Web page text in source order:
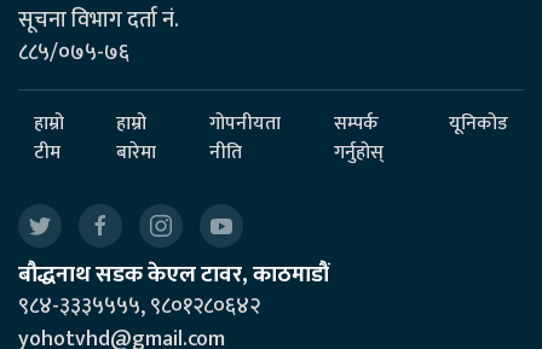
सूचना विभाग दर्ता नं.
८८५/०७५-७६
हाम्रो
टीम
हाम्रो
बारेमा
गोपनीयता
नीति
सम्पर्क
गर्नुहोस्
यूनिकोड
बौद्धनाथ सडक केएल टावर, काठमाडौं
९८४-३३३५५५५, ९८०१२८०६४२
yohotvhd@gmail.com